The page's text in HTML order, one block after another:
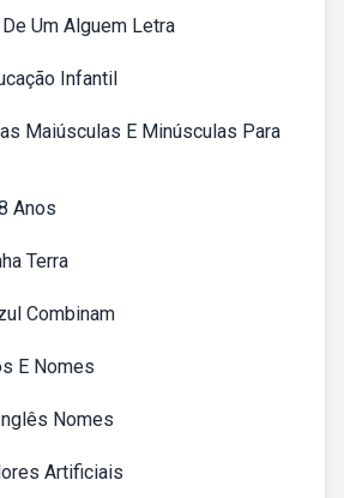
Um Alguem Letra
Infantil
Maiúsculas E Minúsculas Para
Anos
Terra
Combinam
E Nomes
Nomes
Artificiais